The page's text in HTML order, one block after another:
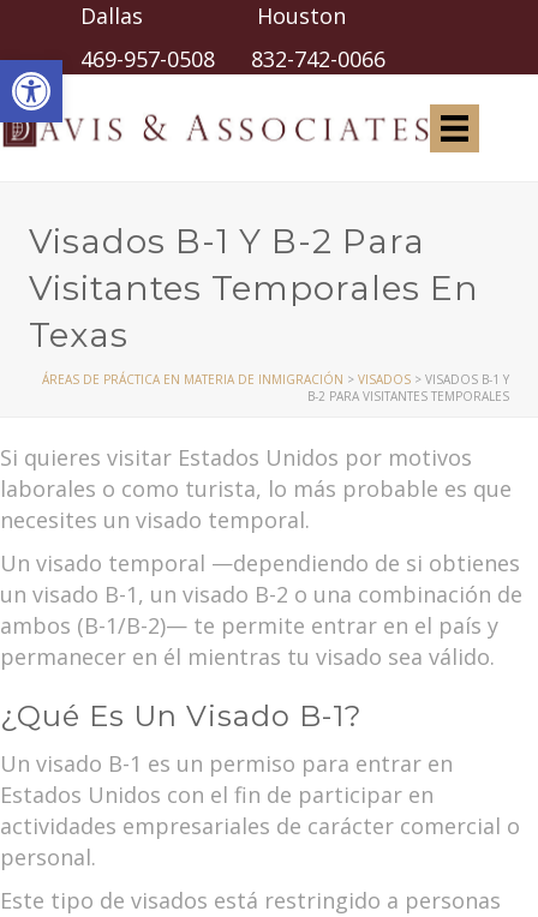
Abrir barra de herramientas
Dallas Houston
469-957-0508 832-742-0066
Visados B-1 Y B-2 Para
Visitantes Temporales En
Texas
ÁREAS DE PRÁCTICA EN MATERIA DE INMIGRACIÓN > VISADOS > VISADOS B-1 Y
B-2 PARA VISITANTES TEMPORALES
Si quieres visitar Estados Unidos por motivos
laborales o como turista, lo más probable es que
necesites un visado temporal.
Un visado temporal —dependiendo de si obtienes
un visado B-1, un visado B-2 o una combinación de
ambos (B-1/B-2)— te permite entrar en el país y
permanecer en él mientras tu visado sea válido.
¿Qué Es Un Visado B-1?
Un visado B-1 es un permiso para entrar en
Estados Unidos con el fin de participar en
actividades empresariales de carácter comercial o
personal.
Este tipo de visados está restringido a personas